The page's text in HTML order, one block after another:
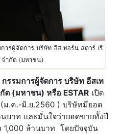
รผู้จัดการ บริษัท อีสเทอร์น สตาร์ เรี
จำกัด (มหาชน)
รรมการผู้จัดการ บริษัท อีสเท
กัด (มหาชน) หรือ ESTAR เปิด
ม.ค.-มิ.ย.2560 ) บริษัทมียอด
บาท และมั่นใจว่ายอดขายทั้งปี
1,000 ล้านบาท โดยปัจจุบัน